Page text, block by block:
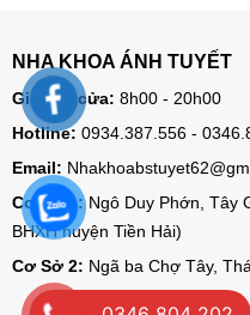
NHA KHOA ÁNH TUYẾT
Giờ mở cửa: 8h00 - 20h00
Hotline: 0934.387.556 -
Email:
Cơ Sở 1:Ngô Duy Phớn, Tây
BHXH huyện Tiền Hải)
Cơ Sở 2: Ngã ba Chợ Tây,